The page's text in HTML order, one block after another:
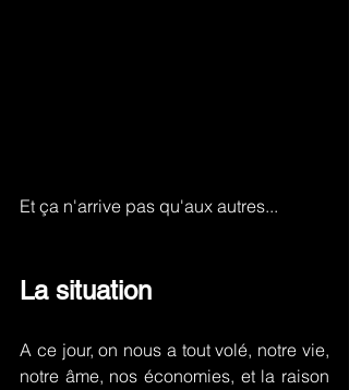
Et ça n'arrive pas qu'aux autres...
La situation
A ce jour, on nous a tout volé, notre vie,
notre âme, nos économies, et la raison